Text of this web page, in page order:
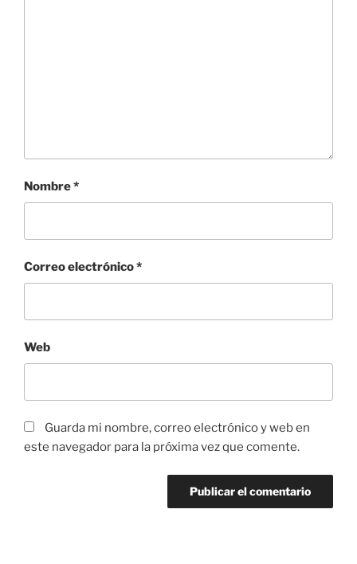
Nombre*
Correo electrónico*
Web
Guarda mi nombre, correo electrónico y web en
este navegador para la próxima vez que comente.